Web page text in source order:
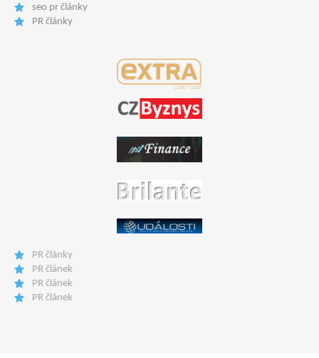
seo pr články
PR články
PR články
PR článek
PR článek
PR článek